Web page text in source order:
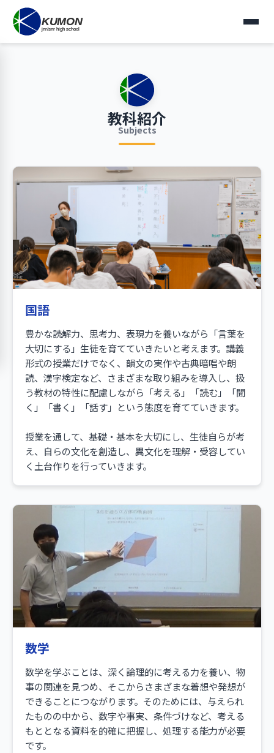
教科紹介
Subjects
国語
豊かな読解力、思考力、表現力を養いながら「言葉を
大切にする」生徒を育てていきたいと考えます。講義
形式の授業だけでなく、韻文の実作や古典暗唱や朗
読、漢字検定など、さまざまな取り組みを導入し、扱
う教材の特性に配慮しながら「考える」「読む」「聞
く」「書く」「話す」という態度を育てていきます。
授業を通して、基礎・基本を大切にし、生徒自らが考
え、自らの文化を創造し、異文化を理解・受容してい
く土台作りを行っていきます。
数学
数学を学ぶことは、深く論理的に考える力を養い、物
事の関連を見つめ、そこからさまざまな着想や発想が
できることにつながります。そのためには、与えられ
たものの中から、数字や事実、条件づけなど、考える
もととなる資料を的確に把握し、処理する能力が必要
です。